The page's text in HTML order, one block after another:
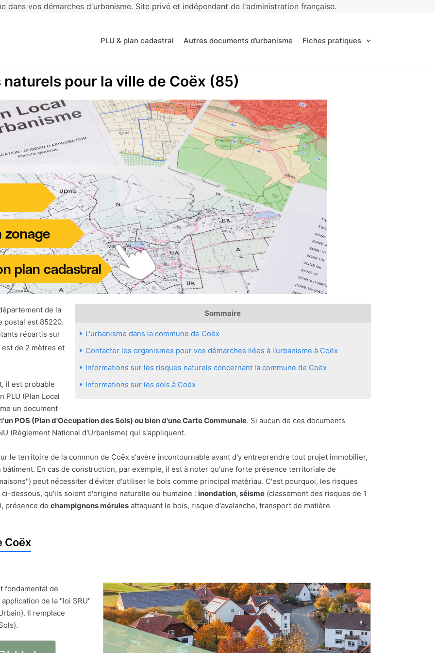
dans vos démarches d'urbanisme. Site privé et indépendant de l'administration française.
PLU & plan cadastral Autres documents d’urbanisme Fiches pratiques
pour la ville de Coëx (85)
Sommaire
L'urbanisme dans la commune de Coëx
Contacter les organismes pour vos démarches liées à l'urbanisme à Coëx
Informations sur les risques naturels concernant la commune de Coëx
Informations sur les sols à Coëx
de la
postal est 85220.
répartis sur
de 2 mètres et
il est probable
PLU (Plan Local
un document
un POS (Plan d'Occupation des Sols) ou bien d'une Carte Communale. Si aucun de ces documents
(Règlement National d'Urbanisme) qui s'appliquent.
le territoire de la commun de Coëx s'avère incontournable avant d'y entreprendre tout projet immobilier,
En cas de construction, par exemple, il est à noter qu'une forte présence territoriale de
peut nécessiter d'éviter d'utiliser le bois comme principal matériau. C'est pourquoi, les risques
dessous, qu'ils soient d'origine naturelle ou humaine : inondation, séisme (classement des risques de 1
présence de champignons mérules attaquant le bois, risque d'avalanche, transport de matière
Coëx
fondamental de
de la "loi SRU"
Il remplace